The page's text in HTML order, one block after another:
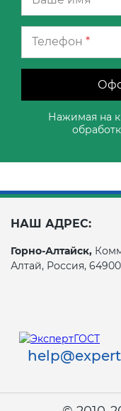
Телефон *
Нажимая на
НАШ АДРЕС:
Горно-Алтайск,
Алтай, Россия,